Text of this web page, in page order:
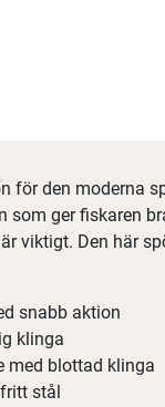
för den moderna
som ger fiskaren
viktigt. Den här
snabb aktion
klinga
med blottad klinga
stål